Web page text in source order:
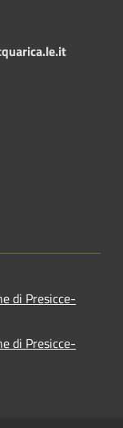
di Presicce-
di Presicce-